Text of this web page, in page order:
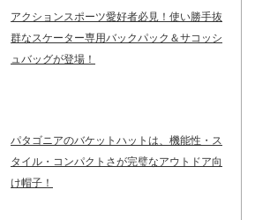
アクションスポーツ愛好者必見！使い勝手抜
群なスケーター専用バックパック＆サコッシ
ュバッグが登場！
パタゴニアのバケットハットは、機能性・ス
タイル・コンパクトさが完璧なアウトドア向
け帽子！